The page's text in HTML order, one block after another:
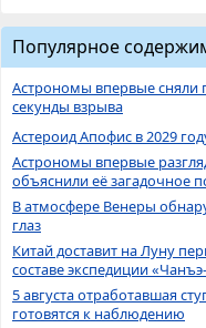
Популярное
Астрономы впервые сняли
секунды взрыва
Астероид Апофис в 2029
Астрономы впервые
объяснили её загадочное
В атмосфере Венеры
глаз
Китай доставит на Луну
составе экспедиции
5 августа отработавшая
готовятся к наблюдению